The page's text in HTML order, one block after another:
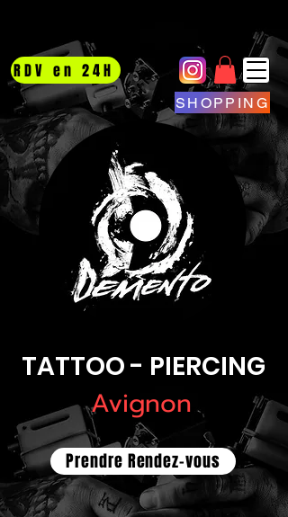
TATTOO - PIERCING
Avignon
Prendre Rendez-vous
RDV en 24H
SHOPPING